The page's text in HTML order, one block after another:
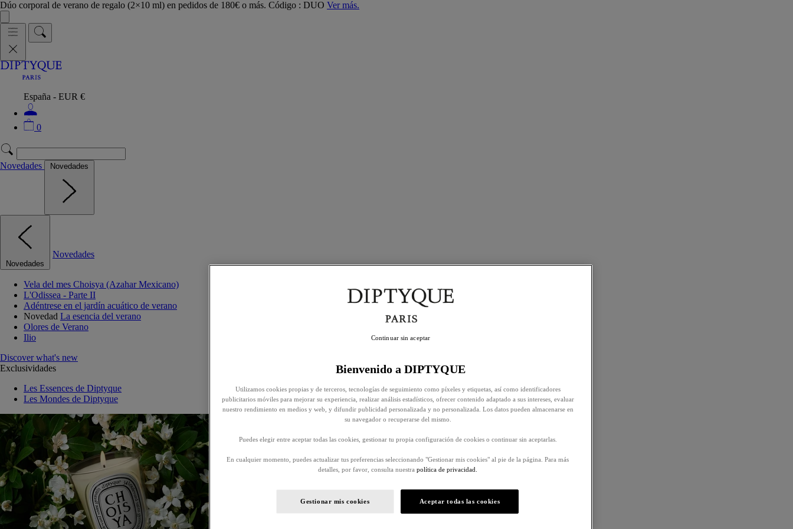
Dúo corporal de verano de regalo (2×10 ml) en pedidos de 180€ o más. Código : DUO Ver más.
España - EUR €
0
Novedades Novedades
Novedades
Novedades
Vela del mes Choisya (Azahar Mexicano)
L'Odissea - Parte II
Adéntrese en el jardín acuático de verano
Novedad La esencia del verano
Olores de Verano
Ilio
Discover what's new
Exclusividades
Les Essences de Diptyque
Les Mondes de Diptyque
Bienvenido a DIPTYQUE
Utilizamos cookies propias y de terceros, tecnologías de seguimiento como píxeles y etiquetas, así como identificadores
publicitarios móviles para mejorar su experiencia, realizar análisis estadísticos, ofrecer contenido adaptado a sus intereses, evaluar
nuestro rendimiento en medios y web, y difundir publicidad personalizada y no personalizada. Los datos pueden almacenarse en
su navegador o recuperarse del mismo.
Puedes elegir entre aceptar todas las cookies, gestionar tu propia configuración de cookies o continuar sin aceptarlas.
En cualquier momento, puedes actualizar tus preferencias seleccionando "Gestionar mis cookies" al pie de la página. Para más
detalles, por favor, consulta nuestra política de privacidad.
Gestionar mis cookies Aceptar todas las cookies
Continuar sin aceptar